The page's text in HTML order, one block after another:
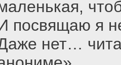
посвящаю я
нет…